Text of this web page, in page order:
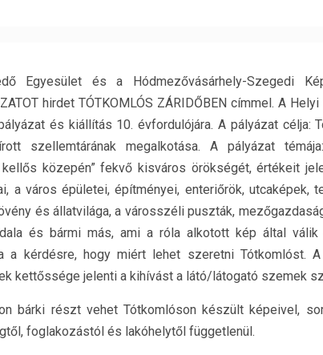
Egyesület és a Hódmezővásárhely-Szegedi
hirdet TÓTKOMLÓS ZÁRIDŐBEN címmel. A
és kiállítás 10. évfordulójára. A pályázat célja:
szellemtárának megalkotása. A pályázat
közepén” fekvő kisváros örökségét, értékeit
a város épületei, építményei, enteriőrök, utcaképek,
és állatvilága, a városszéli puszták,
és bármi más, ami a róla alkotott kép által válik
a kérdésre, hogy miért lehet szeretni Tótkomlóst.
kettőssége jelenti a kihívást a látó/látogató szemek
bárki részt vehet Tótkomlóson készült képeivel,
foglakozástól és lakóhelytől függetlenül.